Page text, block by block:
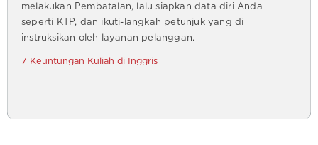
melakukan Pembatalan, lalu siapkan data diri Anda
seperti KTP, dan ikuti-langkah petunjuk yang di
instruksikan oleh layanan pelanggan.
7 Keuntungan Kuliah di Inggris